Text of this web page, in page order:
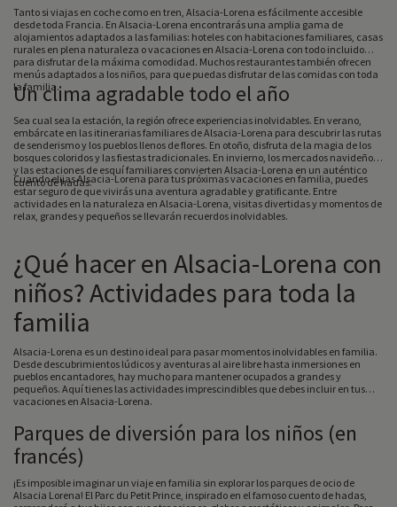
Tanto si viajas en coche como en tren, Alsacia-Lorena es fácilmente accesible
desde toda Francia. En Alsacia-Lorena encontrarás una amplia gama de
alojamientos adaptados a las familias: hoteles con habitaciones familiares, casas
rurales en plena naturaleza o vacaciones en Alsacia-Lorena con todo incluido
para disfrutar de la máxima comodidad. Muchos restaurantes también ofrecen
menús adaptados a los niños, para que puedas disfrutar de las comidas con toda
la familia.
Un clima agradable todo el año
Sea cual sea la estación, la región ofrece experiencias inolvidables. En verano,
embárcate en las itinerarias familiares de Alsacia-Lorena para descubrir las rutas
de senderismo y los pueblos llenos de flores. En otoño, disfruta de la magia de los
bosques coloridos y las fiestas tradicionales. En invierno, los mercados navideños
y las estaciones de esquí familiares convierten Alsacia-Lorena en un auténtico
cuento de hadas.
Cuando elijas Alsacia-Lorena para tus próximas vacaciones en familia, puedes
estar seguro de que vivirás una aventura agradable y gratificante. Entre
actividades en la naturaleza en Alsacia-Lorena, visitas divertidas y momentos de
relax, grandes y pequeños se llevarán recuerdos inolvidables.
¿Qué hacer en Alsacia-Lorena con
niños? Actividades para toda la
familia
Alsacia-Lorena es un destino ideal para pasar momentos inolvidables en familia.
Desde descubrimientos lúdicos y aventuras al aire libre hasta inmersiones en
pueblos encantadores, hay mucho para mantener ocupados a grandes y
pequeños. Aquí tienes las actividades imprescindibles que debes incluir en tus
vacaciones en Alsacia-Lorena.
Parques de diversión para los niños (en
francés)
¡Es imposible imaginar un viaje en familia sin explorar los parques de ocio de
Alsacia Lorena! El Parc du Petit Prince, inspirado en el famoso cuento de hadas,